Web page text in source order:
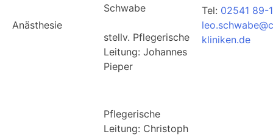
Anästhesie
Schwabe
stellv. Pflegerische
Leitung: Johannes
Pieper
Tel: 02541 89-
kliniken.de
Pflegerische
Leitung: Christoph